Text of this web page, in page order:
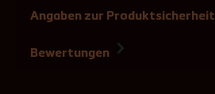
Angaben zur Produktsicherheit
Bewertungen